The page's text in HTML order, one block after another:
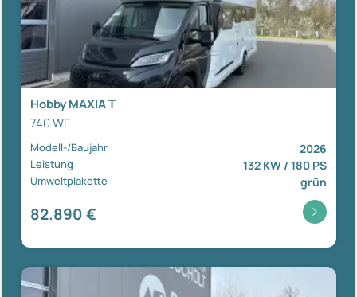
Hobby MAXIA T
740 WE
Modell-/Baujahr 2026
Leistung 132 KW / 180 PS
Umweltplakette grün
82.890 €